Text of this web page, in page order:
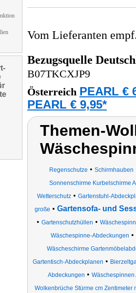
Vom Lieferanten
Bezugsquelle
B07TKCXJP9
Österreich PEARL €
PEARL € 9,95*
Themen-
Regenschutze • Schirmhauben
Sonnenschirme Kurbelschirme
Wetterschutz • Gartenstuhl-
große • Gartensofa- und
• Gartenschutzhüllen •
Wäschespinne-Abdeckungen •
Wäscheschirme
Gartentisch-Abdeckplanen •
Abdeckungen •
Wolkenbrüche Stürme cm Zentimeter